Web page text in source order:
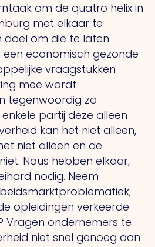
om de quatro helix in
met elkaar te
doel om die te laten
economisch gezonde
vraagstukken
mee wordt
tegenwoordig zo
partij deze alleen
kan het niet alleen,
niet alleen en de
Nous hebben elkaar,
nodig. Neem
opleidingen verkeerde
Vragen ondernemers te
niet snel genoeg aan